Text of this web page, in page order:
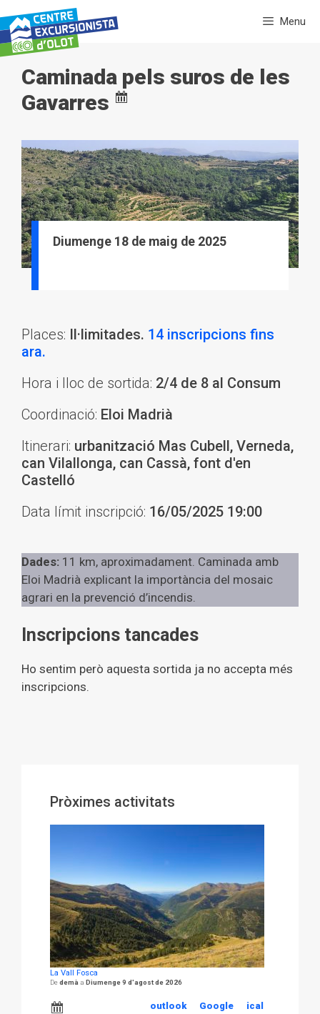
al
contingut
Menu
Caminada pels suros de les
Gavarres
Diumenge 18 de maig de 2025
Places: Il·limitades. 14 inscripcions fins
ara.
Hora i lloc de sortida: 2/4 de 8 al Consum
Coordinació: Eloi Madrià
Itinerari: urbanització Mas Cubell, Verneda,
can Vilallonga, can Cassà, font d'en
Castelló
Data límit inscripció: 16/05/2025 19:00
Dades: 11 km, aproximadament. Caminada amb
Eloi Madrià explicant la importància del mosaic
agrari en la prevenció d’incendis.
Inscripcions tancades
Ho sentim però aquesta sortida ja no accepta més
inscripcions.
Pròximes activitats
La Vall Fosca
demà Diumenge 9 d'agost de 2026
ical
Google
outlook